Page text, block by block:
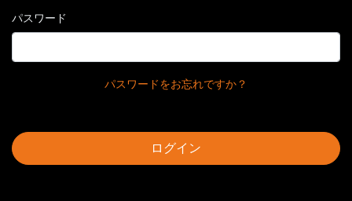
パスワード
パスワードをお忘れですか？
ログイン